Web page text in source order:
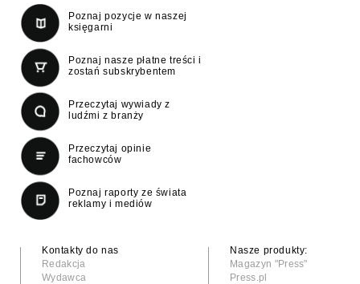
Poznaj pozycje w naszej
księgarni
Poznaj nasze płatne treści i
zostań subskrybentem
Przeczytaj wywiady z
ludźmi z branży
Przeczytaj opinie
fachowców
Poznaj raporty ze świata
reklamy i mediów
Kontakty do nas
Redakcja
Wydawca
Nasze produkty:
Magazyn "Press"
Press.pl